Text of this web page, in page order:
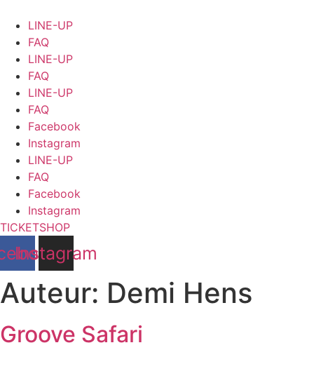
naar
inhoud
LINE-UP
FAQ
LINE-UP
FAQ
LINE-UP
FAQ
Facebook
Instagram
LINE-UP
FAQ
Facebook
Instagram
TICKETSHOP
Instagram
Auteur: Demi Hens
Groove Safari